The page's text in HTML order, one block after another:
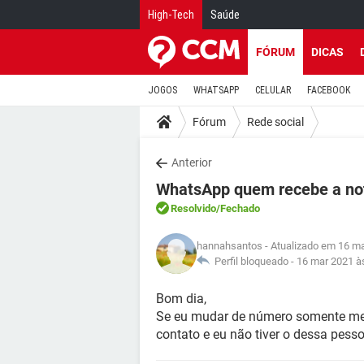
High-Tech Saúde
FÓRUM DICAS
JOGOS WHATSAPP CELULAR FACEBOOK
Fórum Rede social
Anterior
WhatsApp quem recebe a
Resolvido/Fechado
hannahsantos - Atualizado em 16
Perfil bloqueado - 16 mar 2021
Bom dia,
Se eu mudar de número somente
contato e eu não tiver o dessa